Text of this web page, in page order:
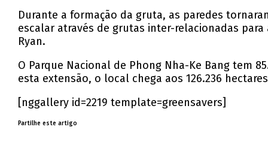
Durante a formação da gruta, as paredes
escalar através de grutas inter-relacionadas
Ryan.
O Parque Nacional de Phong Nha-Ke Bang tem
esta extensão, o local chega aos 126.236
[nggallery id=2219 template=greensavers]
Partilhe este artigo